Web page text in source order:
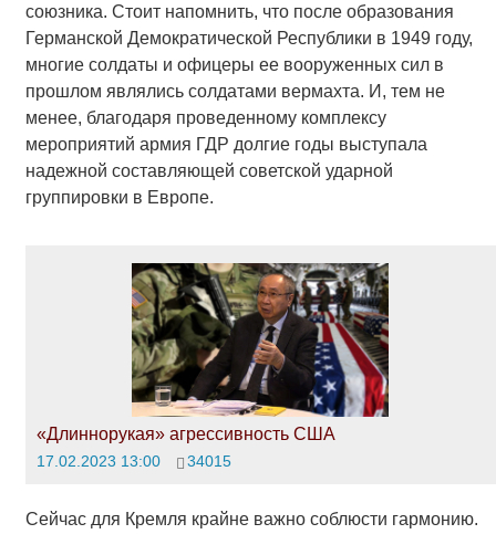
союзника. Стоит напомнить, что после образования
Германской Демократической Республики в 1949 году,
многие солдаты и офицеры ее вооруженных сил в
прошлом являлись солдатами вермахта. И, тем не
менее, благодаря проведенному комплексу
мероприятий армия ГДР долгие годы выступала
надежной составляющей советской ударной
группировки в Европе.
«Длиннорукая» агрессивность США
17.02.2023 13:00 34015
Сейчас для Кремля крайне важно соблюсти гармонию.